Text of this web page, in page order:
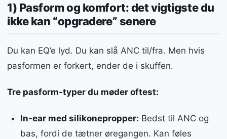
1) Pasform og komfort: det vigtigste du
ikke kan “opgradere” senere
Du kan EQ’e lyd. Du kan slå ANC til/fra. Men hvis
pasformen er forkert, ender de i skuffen.
Tre pasform-typer du møder oftest:
In-ear med silikonepropper: Bedst til ANC og
bas, fordi de tætner øregangen. Kan føles